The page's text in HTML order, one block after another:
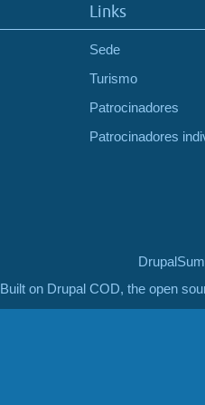
Links
Sede
Turismo
Patrocinadores
Patrocinadores
Built on Drupal COD, the open